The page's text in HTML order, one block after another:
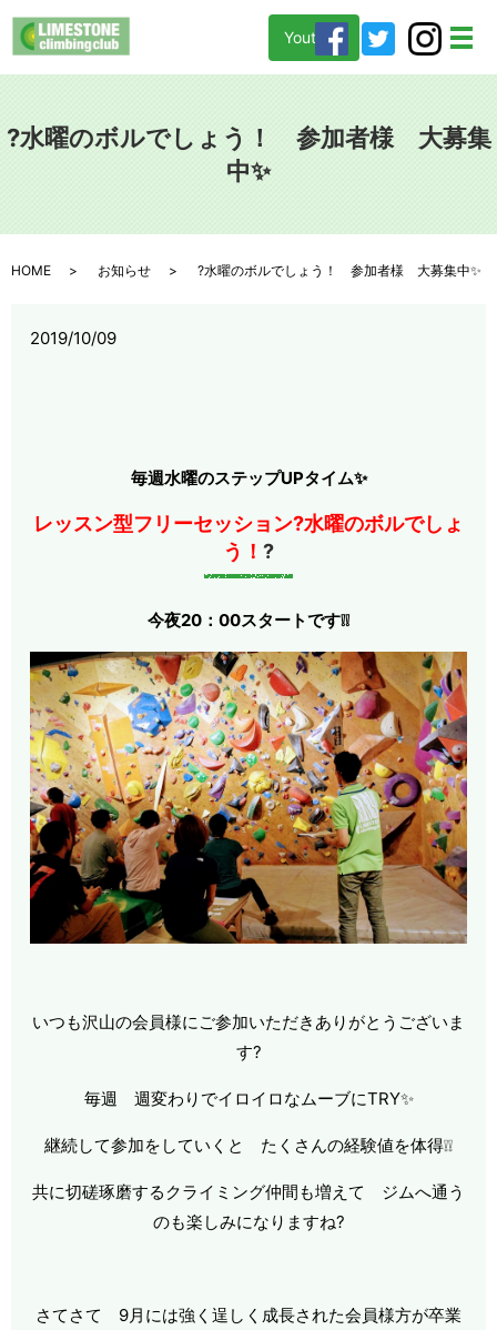
メ
Youtube
?水曜のボルでしょう！ 参加者様 大募集
中✨
HOME お知らせ ?水曜のボルでしょう！ 参加者様 大募集中✨
2019/10/09
毎週水曜のステップUPタイム✨
レッスン型フリーセッション?水曜のボルでしょ
う！ ?
今夜20：00スタートです❕❕
いつも沢山の会員様にご参加いただきありがとうございま
す?
毎週 週変わりでイロイロなムーブにTRY✨
継続して参加をしていくと たくさんの経験値を体得❕❕
共に切磋琢磨するクライミング仲間も増えて ジムへ通う
のも楽しみになりますね?
さてさて 9月には強く逞しく成長された会員様方が卒業